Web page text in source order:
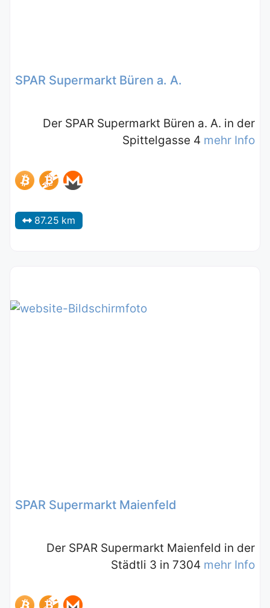
SPAR Supermarkt Büren a. A.
Der SPAR Supermarkt Büren a. A. in der
Spittelgasse 4 mehr Info
87.25 km
SPAR Supermarkt Maienfeld
Der SPAR Supermarkt Maienfeld in der
Städtli 3 in 7304 mehr Info